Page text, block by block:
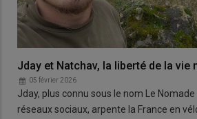
Jday et Natchav, la liberté de la vie
05 février 2026
Jday, plus connu sous le nom Le
réseaux sociaux, arpente la France en